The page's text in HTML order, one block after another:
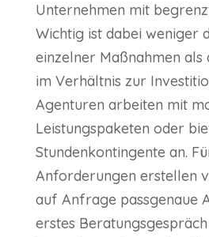
Unternehmen mit
Wichtig ist dabei weniger
einzelner Maßnahmen als
im Verhältnis zur
Agenturen arbeiten mit
Leistungspaketen oder
Stundenkontingente an.
Anforderungen erstellen
auf Anfrage passgenaue
erstes